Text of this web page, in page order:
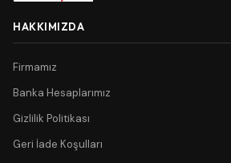
HAKKIMIZDA
Firmamız
Banka Hesaplarımız
Gizlilik Politikası
Geri İade Koşulları